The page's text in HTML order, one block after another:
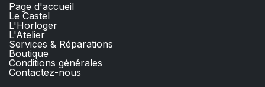
Page d'accueil
Le Castel
L'Horloger
L'Atelier
Services & Réparations
Boutique
Conditions générales
Contactez-nous​